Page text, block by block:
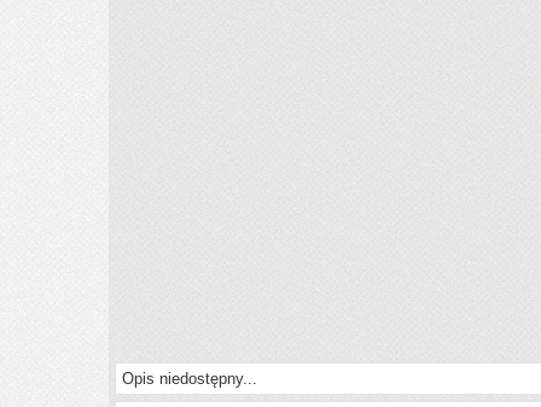
Opis niedostępny...